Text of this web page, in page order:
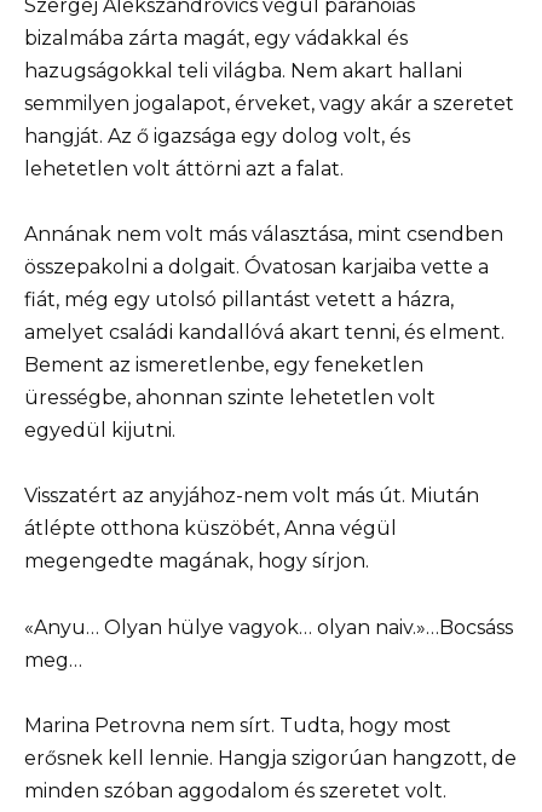
Szergej Alekszandrovics végül paranoiás
bizalmába zárta magát, egy vádakkal és
hazugságokkal teli világba. Nem akart hallani
semmilyen jogalapot, érveket, vagy akár a szeretet
hangját. Az ő igazsága egy dolog volt, és
lehetetlen volt áttörni azt a falat.
Annának nem volt más választása, mint csendben
összepakolni a dolgait. Óvatosan karjaiba vette a
fiát, még egy utolsó pillantást vetett a házra,
amelyet családi kandallóvá akart tenni, és elment.
Bement az ismeretlenbe, egy feneketlen
ürességbe, ahonnan szinte lehetetlen volt
egyedül kijutni.
Visszatért az anyjához-nem volt más út. Miután
átlépte otthona küszöbét, Anna végül
megengedte magának, hogy sírjon.
«Anyu… Olyan hülye vagyok… olyan naiv.»…Bocsáss
meg…
Marina Petrovna nem sírt. Tudta, hogy most
erősnek kell lennie. Hangja szigorúan hangzott, de
minden szóban aggodalom és szeretet volt.